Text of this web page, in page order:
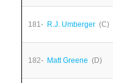
181- R.J. Umberger (C)
182- Matt Greene (D)